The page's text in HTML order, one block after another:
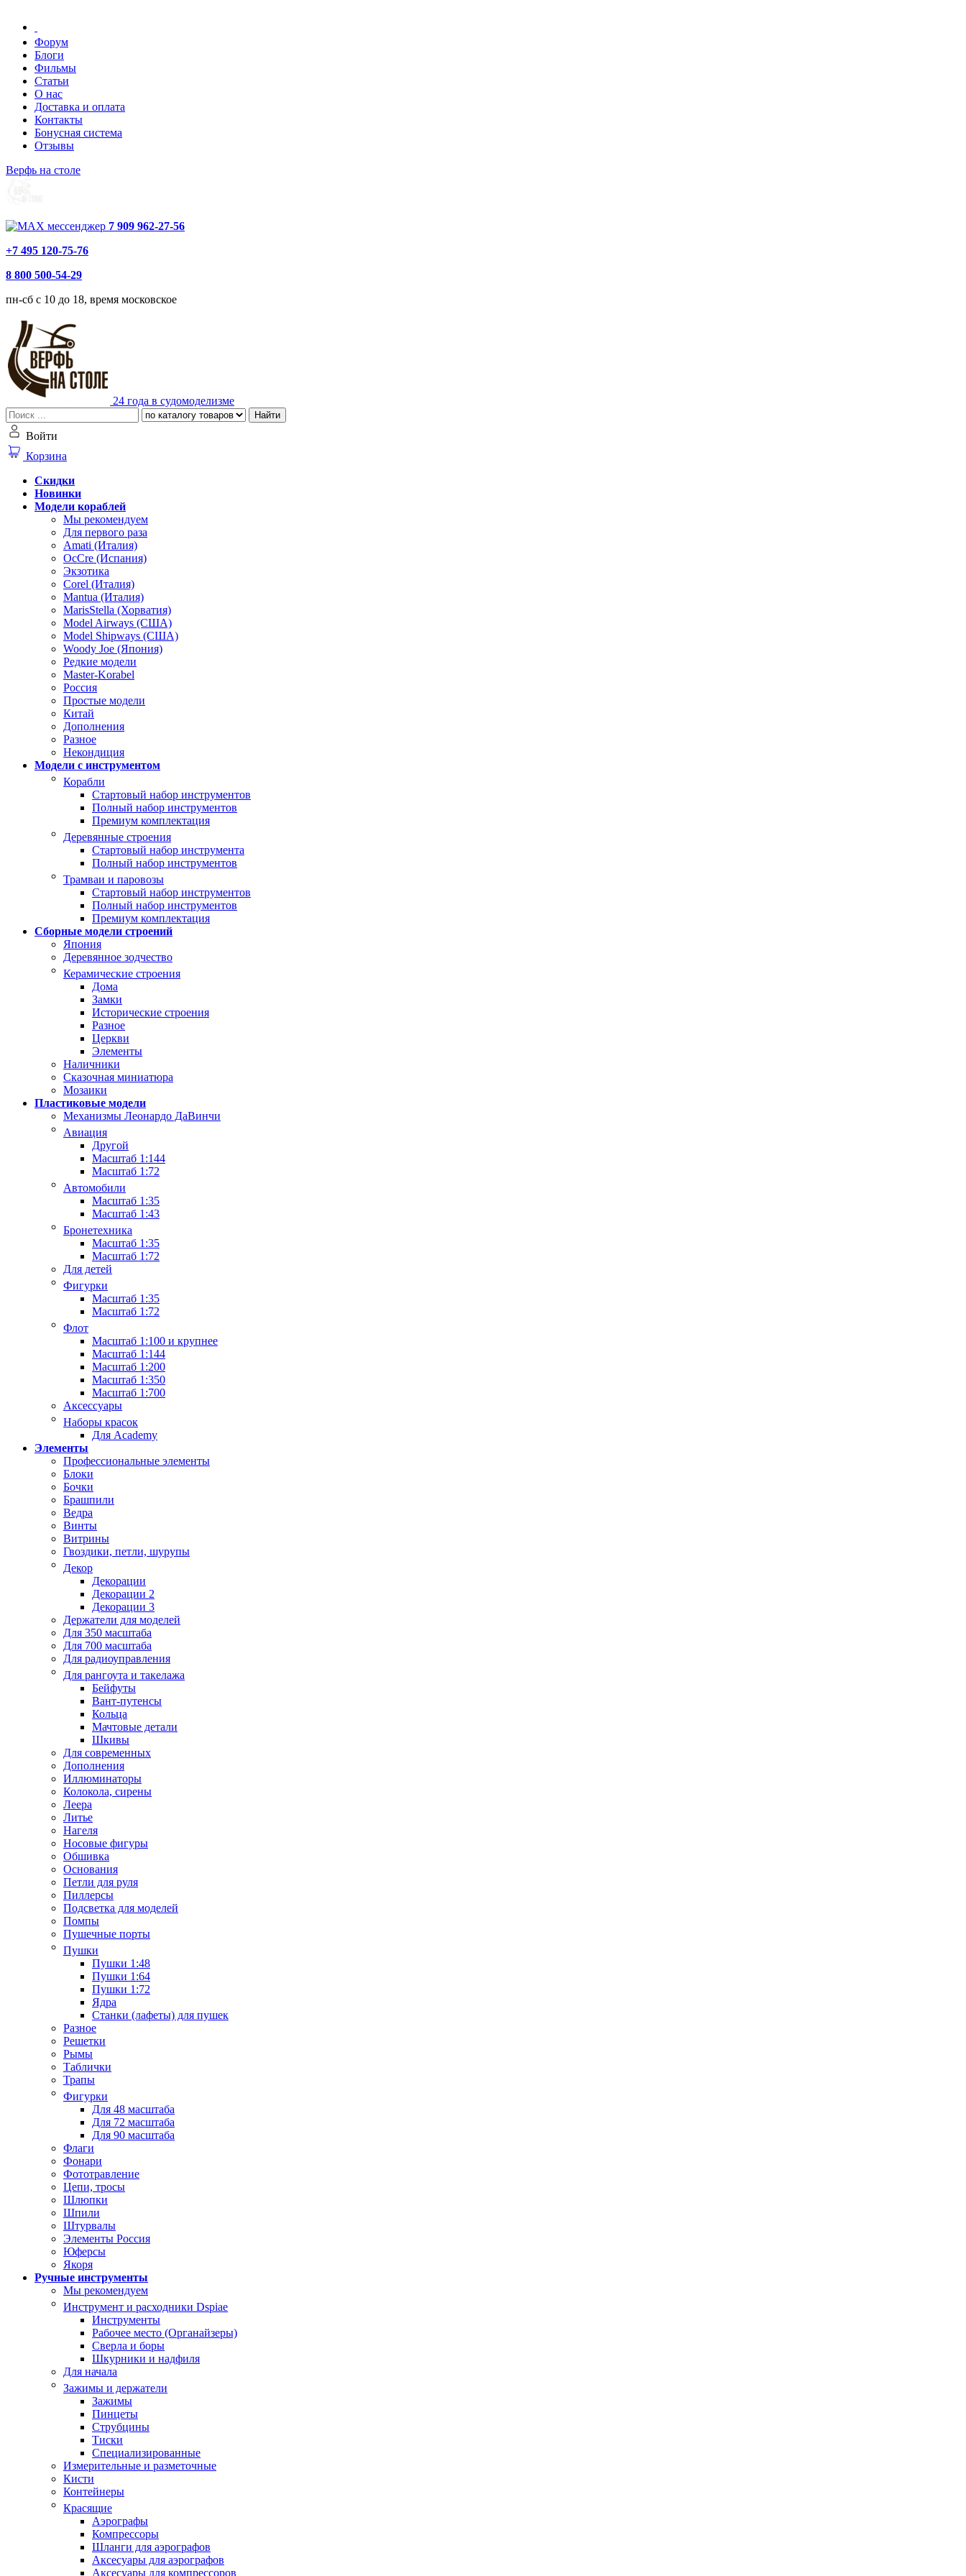
Форум
Блоги
Фильмы
Статьи
О нас
Доставка и оплата
Контакты
Бонусная система
Отзывы
Верфь на столе
7 909 962-27-56
+7 495 120-75-76
8 800 500-54-29
пн-сб с 10 до 18, время московское
24 года в судомоделизме
Найти
Войти
Корзина
Скидки
Новинки
Модели кораблей
Мы рекомендуем
Для первого раза
Amati (Италия)
OcCre (Испания)
Экзотика
Corel (Италия)
Mantua (Италия)
MarisStella (Хорватия)
Model Airways (США)
Model Shipways (США)
Woody Joe (Япония)
Редкие модели
Master-Korabel
Россия
Простые модели
Китай
Дополнения
Разное
Некондиция
Модели с инструментом
Корабли
Стартовый набор инструментов
Полный набор инструментов
Премиум комплектация
Деревянные строения
Стартовый набор инструмента
Полный набор инструментов
Трамваи и паровозы
Стартовый набор инструментов
Полный набор инструментов
Премиум комплектация
Сборные модели строений
Япония
Деревянное зодчество
Керамические строения
Дома
Замки
Исторические строения
Разное
Церкви
Элементы
Наличники
Сказочная миниатюра
Мозаики
Пластиковые модели
Механизмы Леонардо ДаВинчи
Авиация
Другой
Масштаб 1:144
Масштаб 1:72
Автомобили
Масштаб 1:35
Масштаб 1:43
Бронетехника
Масштаб 1:35
Масштаб 1:72
Для детей
Фигурки
Масштаб 1:35
Масштаб 1:72
Флот
Масштаб 1:100 и крупнее
Масштаб 1:144
Масштаб 1:200
Масштаб 1:350
Масштаб 1:700
Аксессуары
Наборы красок
Для Academy
Элементы
Профессиональные элементы
Блоки
Бочки
Брашпили
Ведра
Винты
Витрины
Гвоздики, петли, шурупы
Декор
Декорации
Декорации 2
Декорации 3
Держатели для моделей
Для 350 масштаба
Для 700 масштаба
Для радиоуправления
Для рангоута и такелажа
Бейфуты
Вант-путенсы
Кольца
Мачтовые детали
Шкивы
Для современных
Дополнения
Иллюминаторы
Колокола, сирены
Леера
Литье
Нагеля
Носовые фигуры
Обшивка
Основания
Петли для руля
Пиллерсы
Подсветка для моделей
Помпы
Пушечные порты
Пушки
Пушки 1:48
Пушки 1:64
Пушки 1:72
Ядра
Станки (лафеты) для пушек
Разное
Решетки
Рымы
Таблички
Трапы
Фигурки
Для 48 масштаба
Для 72 масштаба
Для 90 масштаба
Флаги
Фонари
Фототравление
Цепи, тросы
Шлюпки
Шпили
Штурвалы
Элементы Россия
Юферсы
Якоря
Ручные инструменты
Мы рекомендуем
Инструмент и расходники Dspiae
Инструменты
Рабочее место (Органайзеры)
Сверла и боры
Шкурники и надфиля
Для начала
Зажимы и держатели
Зажимы
Пинцеты
Струбцины
Тиски
Специализированные
Измерительные и разметочные
Кисти
Контейнеры
Красящие
Аэрографы
Компрессоры
Шланги для аэрографов
Аксесуары для аэрографов
Аксесуары для компрессоров